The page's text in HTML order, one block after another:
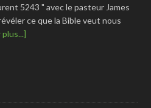
5243 " avec le pasteur James
ce que la Bible veut nous